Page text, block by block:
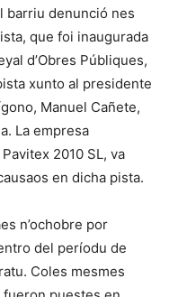
barriu denunció nes
que foi inaugurada
d’Obres Públiques,
xunto al presidente
Manuel Cañete,
La empresa
2010 SL, va
en dicha pista.
n’ochobre por
del períodu de
Coles mesmes